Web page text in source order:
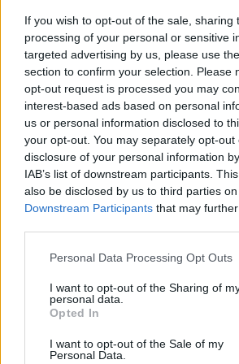
If you wish to opt-out of the sale, sharing
processing of your personal or sensitive
targeted advertising by us, please use
section to confirm your selection. Please
opt-out request is processed you may
interest-based ads based on personal
us or personal information disclosed to
your opt-out. You may separately opt-
disclosure of your personal information
IAB’s list of downstream participants.
also be disclosed by us to third parties
Downstream Participants that may
Please note that this website/app uses
not limited to your visit or usage
grant or deny consent to Google and its
use your data for below specified
consent section.
Personal Data Processing Opt Outs
I want to opt-out of the Sharing of
personal data.
Opted In
I want to opt-out of the Sale of my
Personal Data.
Virtus Bologna, si lavora
centro
In attesa del nuovo allenatore, la
al mercato dei giocatori.
BASKET